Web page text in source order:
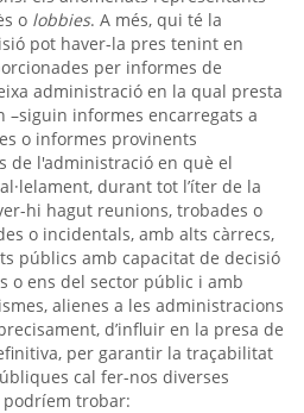
o lobbies. A més, qui té la
pot haver-la pres tenint en
per informes de
administració en la qual presta
–siguin informes encarregats a
o informes provinents
de l'administració en què el
durant tot l’íter de la
hi hagut reunions, trobades o
o incidentals, amb alts càrrecs,
públics amb capacitat de decisió
o ens del sector públic i amb
alienes a les administracions
d’influir en la presa de
per garantir la traçabilitat
cal fer-nos diverses
trobar: